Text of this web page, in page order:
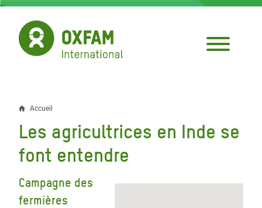
Aller
contenu
principal
Fil
d'Ariane
Accueil
Les agricultrices en Inde se
font entendre
Campagne des
fermières